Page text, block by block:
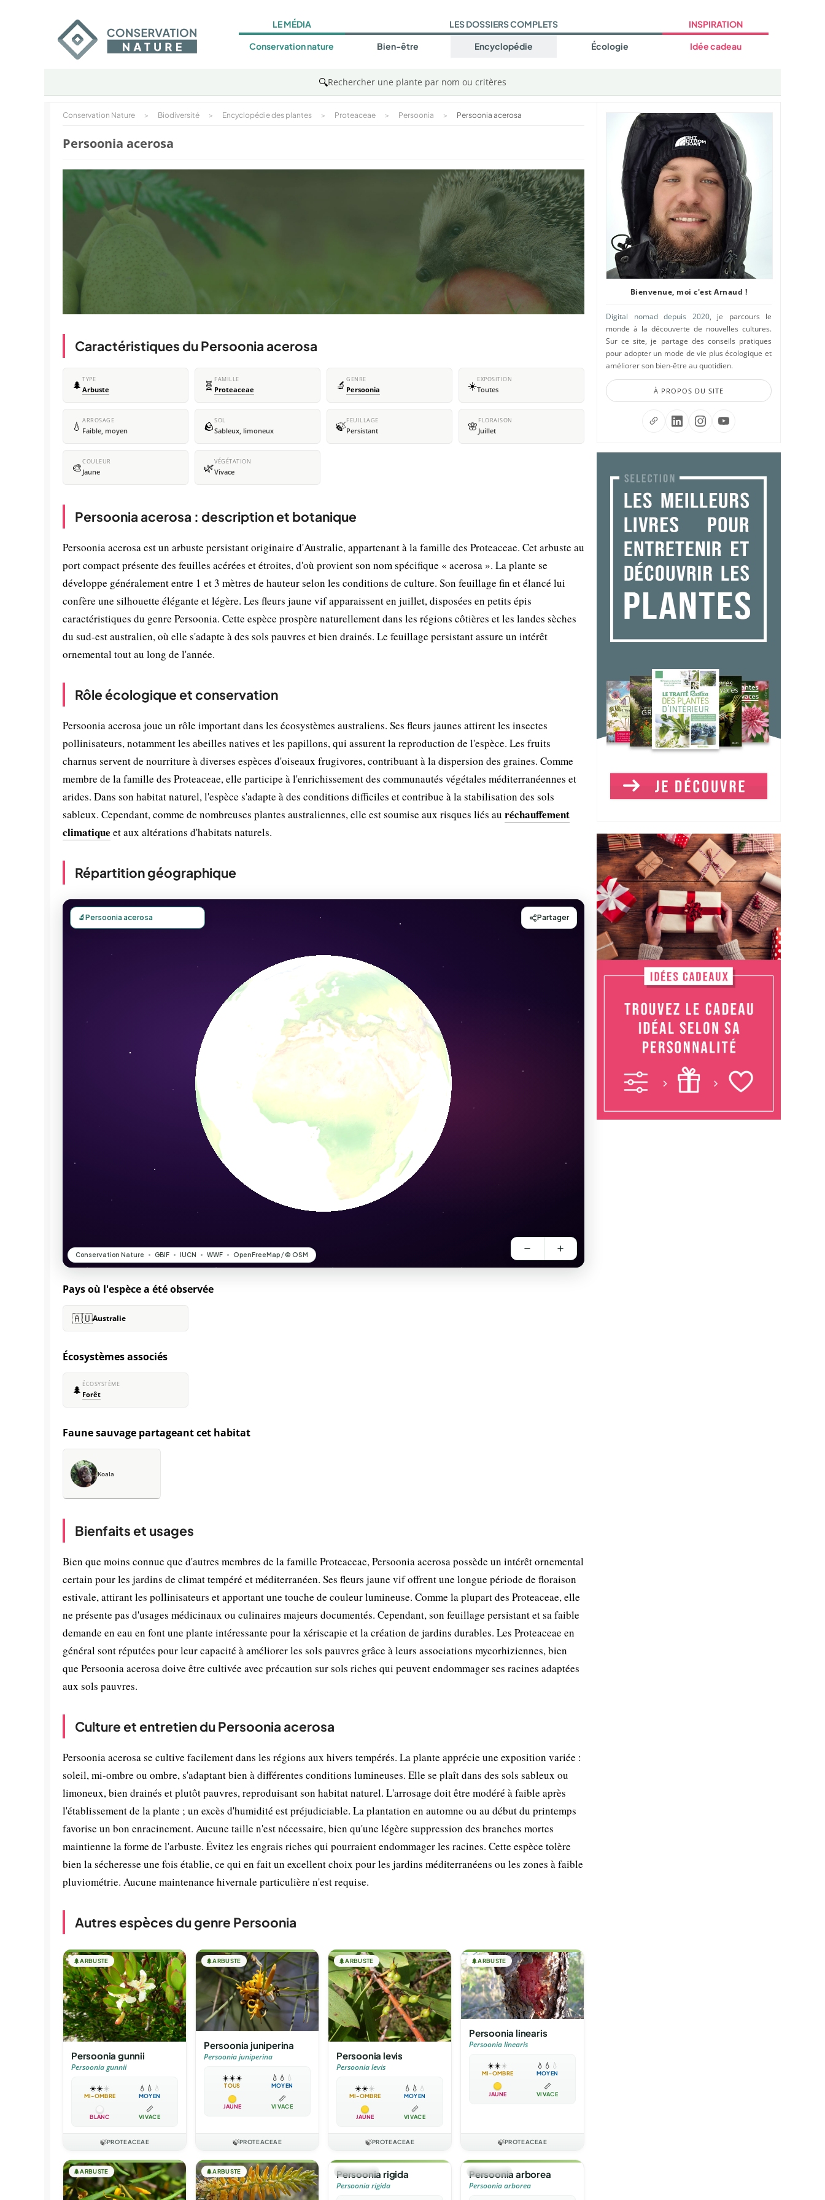
LE MÉDIA
Conservation nature
LES DOSSIERS COMPLETS
Bien-être Encyclopédie Écologie
INSPIRATION
Idée cadeau
🔍Rechercher une plante par nom ou critères
Conservation Nature > Biodiversité > Encyclopédie des plantes > Proteaceae > Persoonia > Persoonia acerosa
Persoonia acerosa
Caractéristiques du Persoonia acerosa
🌲 TYPE
Arbuste 🧬 FAMILLE
Proteaceae 🔬 GENRE
Persoonia ☀️EXPOSITION
Toutes
💧 ARROSAGE
Faible, moyen 🪨SOL
Sableux, limoneux 🍃FEUILLAGE
Persistant 🌸 FLORAISON
Juillet
🎨COULEUR
Jaune 🌿VÉGÉTATION
Vivace
Persoonia acerosa : description et botanique
Persoonia acerosa est un arbuste persistant originaire d'Australie, appartenant à la famille des Proteaceae. Cet arbuste au
port compact présente des feuilles acérées et étroites, d'où provient son nom spécifique « acerosa ». La plante se
développe généralement entre 1 et 3 mètres de hauteur selon les conditions de culture. Son feuillage fin et élancé lui
confère une silhouette élégante et légère. Les fleurs jaune vif apparaissent en juillet, disposées en petits épis
caractéristiques du genre Persoonia. Cette espèce prospère naturellement dans les régions côtières et les landes sèches
du sud-est australien, où elle s'adapte à des sols pauvres et bien drainés. Le feuillage persistant assure un intérêt
ornemental tout au long de l'année.
Rôle écologique et conservation
Persoonia acerosa joue un rôle important dans les écosystèmes australiens. Ses fleurs jaunes attirent les insectes
pollinisateurs, notamment les abeilles natives et les papillons, qui assurent la reproduction de l'espèce. Les fruits
charnus servent de nourriture à diverses espèces d'oiseaux frugivores, contribuant à la dispersion des graines. Comme
membre de la famille des Proteaceae, elle participe à l'enrichissement des communautés végétales méditerranéennes et
arides. Dans son habitat naturel, l'espèce s'adapte à des conditions difficiles et contribue à la stabilisation des sols
sableux. Cependant, comme de nombreuses plantes australiennes, elle est soumise aux risques liés au réchauffement
climatique et aux altérations d'habitats naturels.
Répartition géographique
Pays où l'espèce a été observée
🇦🇺Australie
Écosystèmes associés
🌲 ÉCOSYSTÈME
Forêt
Faune sauvage partageant cet habitat
Koala
Bienfaits et usages
Bien que moins connue que d'autres membres de la famille Proteaceae, Persoonia acerosa possède un intérêt ornemental
certain pour les jardins de climat tempéré et méditerranéen. Ses fleurs jaune vif offrent une longue période de floraison
estivale, attirant les pollinisateurs et apportant une touche de couleur lumineuse. Comme la plupart des Proteaceae, elle
ne présente pas d'usages médicinaux ou culinaires majeurs documentés. Cependant, son feuillage persistant et sa faible
demande en eau en font une plante intéressante pour la xériscapie et la création de jardins durables. Les Proteaceae en
général sont réputées pour leur capacité à améliorer les sols pauvres grâce à leurs associations mycorhiziennes, bien
que Persoonia acerosa doive être cultivée avec précaution sur sols riches qui peuvent endommager ses racines adaptées
aux sols pauvres.
Culture et entretien du Persoonia acerosa
Persoonia acerosa se cultive facilement dans les régions aux hivers tempérés. La plante apprécie une exposition variée :
soleil, mi-ombre ou ombre, s'adaptant bien à différentes conditions lumineuses. Elle se plaît dans des sols sableux ou
limoneux, bien drainés et plutôt pauvres, reproduisant son habitat naturel. L'arrosage doit être modéré à faible après
l'établissement de la plante ; un excès d'humidité est préjudiciable. La plantation en automne ou au début du printemps
favorise un bon enracinement. Aucune taille n'est nécessaire, bien qu'une légère suppression des branches mortes
maintienne la forme de l'arbuste. Évitez les engrais riches qui pourraient endommager les racines. Cette espèce tolère
bien la sécheresse une fois établie, ce qui en fait un excellent choix pour les jardins méditerranéens ou les zones à faible
pluviométrie. Aucune maintenance hivernale particulière n'est requise.
Autres espèces du genre Persoonia
🌲ARBUSTE
Persoonia gunnii
Persoonia gunnii
☀️☀️☀️
MI-OMBRE
💧 💧 💧
MOYEN
BLANC
📏
VIVACE
🍃PROTEACEAE
🌲ARBUSTE
Persoonia juniperina
Persoonia juniperina
☀️☀️☀️
TOUS
💧 💧 💧
MOYEN
JAUNE
📏
VIVACE
🍃PROTEACEAE
🌲ARBUSTE
Persoonia levis
Persoonia levis
☀️☀️☀️
MI-OMBRE
💧 💧 💧
MOYEN
JAUNE
📏
VIVACE
🍃PROTEACEAE
🌲ARBUSTE
Persoonia linearis
Persoonia linearis
☀️☀️☀️
MI-OMBRE
💧 💧 💧
MOYEN
JAUNE
📏
VIVACE
🍃PROTEACEAE
🌲ARBUSTE 🌲ARBUSTE 🌲ARBUSTE
Persoonia rigida
Persoonia rigida
🌲ARBUSTE
Persoonia arborea
Persoonia arborea
Bienvenue, moi c'est Arnaud !
Digital nomad depuis 2020, je parcours le
monde à la découverte de nouvelles cultures.
Sur ce site, je partage des conseils pratiques
pour adopter un mode de vie plus écologique et
améliorer son bien-être au quotidien.
À PROPOS DU SITE